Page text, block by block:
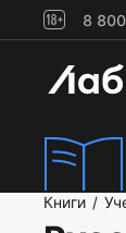
8
Книги /